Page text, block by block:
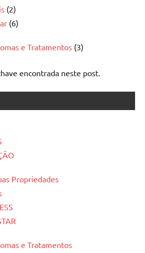
(2)
(6)
e Tratamentos (3)
encontrada neste post.
Propriedades
e Tratamentos